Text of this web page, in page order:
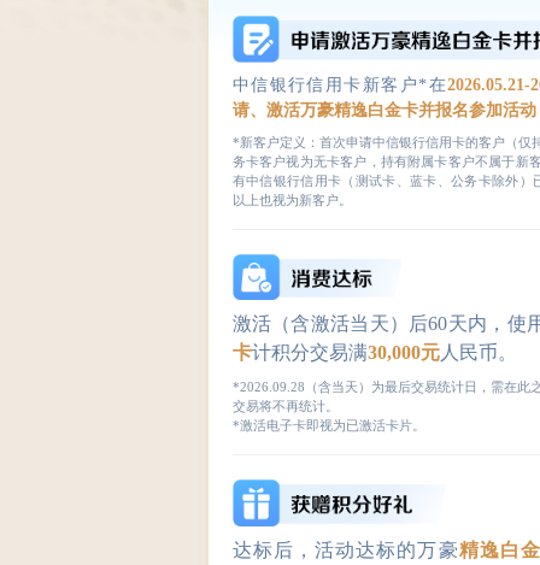
中信银行信用卡新客户*在2026.05.21-
请、激活万豪精逸白金卡并报名参加活动
*新客户定义：首次申请中信银行信用卡的客户（仅
务卡客户视为无卡客户，持有附属卡客户不属于新
有中信银行信用卡（测试卡、蓝卡、公务卡除外）
以上也视为新客户。
激活（含激活当天）后60天内，使
卡计积分交易满30,000元人民币。
*2026.09.28（含当天）为最后交易统计日，需在此
交易将不再统计。
*激活电子卡即视为已激活卡片。
达标后，活动达标的万豪精逸白